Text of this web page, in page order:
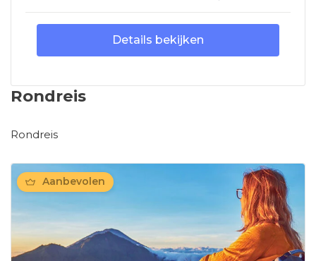
Details bekijken
Rondreis
Rondreis
Aanbevolen